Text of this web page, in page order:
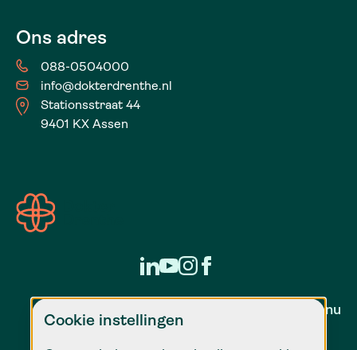
Cookie instellingen
Ons adres
088-0504000
info@dokterdrenthe.nl
Stationsstraat 44
9401 KX Assen
Zorg voor nu